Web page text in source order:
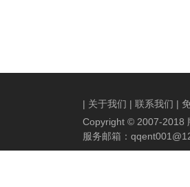
| 关于我们 | 联系我们 |
Copyright © 2007-2018
服务邮箱：